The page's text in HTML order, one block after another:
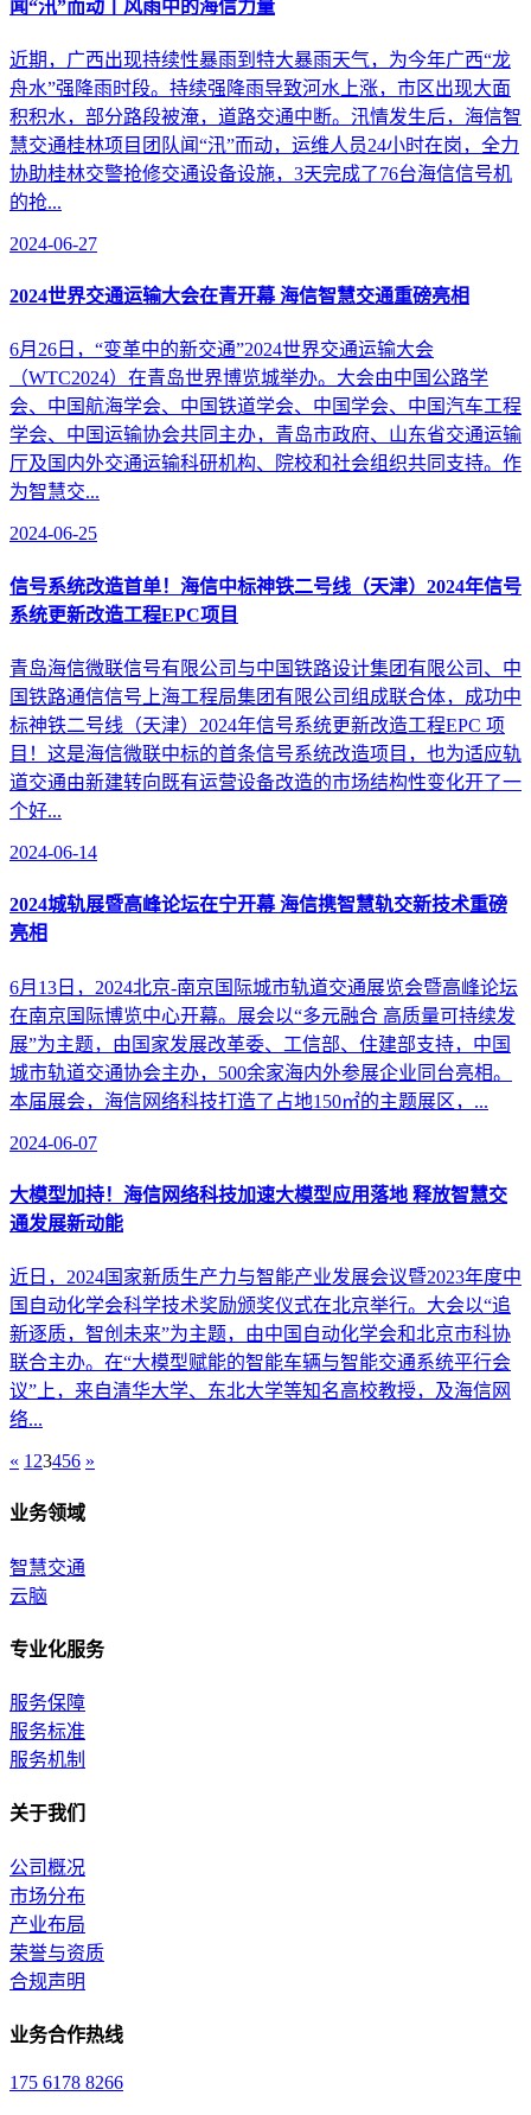
闻“汛”而动丨风雨中的海信力量
近期，广西出现持续性暴雨到特大暴雨天气，为今年广西“龙
舟水”强降雨时段。持续强降雨导致河水上涨，市区出现大面
积积水，部分路段被淹，道路交通中断。汛情发生后，海信智
慧交通桂林项目团队闻“汛”而动，运维人员24小时在岗，全力
协助桂林交警抢修交通设备设施，3天完成了76台海信信号机
的抢...
2024-06-27
2024世界交通运输大会在青开幕 海信智慧交通重磅亮相
6月26日，“变革中的新交通”2024世界交通运输大会
（WTC2024）在青岛世界博览城举办。大会由中国公路学
会、中国航海学会、中国铁道学会、中国学会、中国汽车工程
学会、中国运输协会共同主办，青岛市政府、山东省交通运输
厅及国内外交通运输科研机构、院校和社会组织共同支持。作
为智慧交...
2024-06-25
信号系统改造首单！海信中标神铁二号线（天津）2024年信号
系统更新改造工程EPC项目
青岛海信微联信号有限公司与中国铁路设计集团有限公司、中
国铁路通信信号上海工程局集团有限公司组成联合体，成功中
标神铁二号线（天津）2024年信号系统更新改造工程EPC 项
目！这是海信微联中标的首条信号系统改造项目，也为适应轨
道交通由新建转向既有运营设备改造的市场结构性变化开了一
个好...
2024-06-14
2024城轨展暨高峰论坛在宁开幕 海信携智慧轨交新技术重磅
亮相
6月13日，2024北京-南京国际城市轨道交通展览会暨高峰论坛
在南京国际博览中心开幕。展会以“多元融合 高质量可持续发
展”为主题，由国家发展改革委、工信部、住建部支持，中国
城市轨道交通协会主办，500余家海内外参展企业同台亮相。
本届展会，海信网络科技打造了占地150㎡的主题展区，...
2024-06-07
大模型加持！海信网络科技加速大模型应用落地 释放智慧交
通发展新动能
近日，2024国家新质生产力与智能产业发展会议暨2023年度中
国自动化学会科学技术奖励颁奖仪式在北京举行。大会以“追
新逐质，智创未来”为主题，由中国自动化学会和北京市科协
联合主办。在“大模型赋能的智能车辆与智能交通系统平行会
议”上，来自清华大学、东北大学等知名高校教授，及海信网
络...
« 1 23456 »
业务领域
智慧交通
云脑
专业化服务
服务保障
服务标准
服务机制
关于我们
公司概况
市场分布
产业布局
荣誉与资质
合规声明
业务合作热线
175 6178 8266